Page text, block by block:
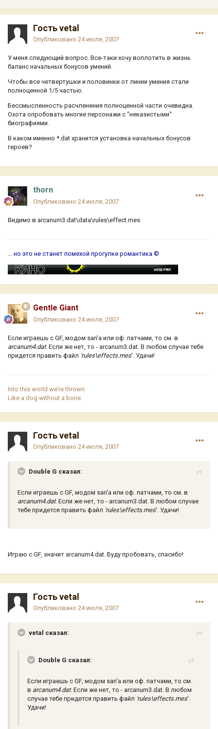
Гость vetal
Опубликовано 24 июля, 2007
У меня следующий вопрос. Все-таки хочу воплотить в жизнь
баланс начальных бонусов умений.
Чтобы все четвертушки и половинки от линии умения стали
полноценной 1/5 частью.
Бессмысленность расчленения полноценной части очевидна.
Охота опробовать многие персонажи с "неказистыми"
биографиями.
В каком именно *.dat хранится установка начальных бонусов
героев?
thorn
Опубликовано 24 июля, 2007
Видимо в arcanum3.dat\data\rules\effect.mes
... но это не станет помехой прогулке романтика ©
Gentle Giant
Опубликовано 24 июля, 2007
Если играешь с GF, модом san'а или оф. патчами, то см. в
arcanum4.dat. Если же нет, то - arcanum3.dat. В любом случае тебе
придется править файл 'rules\effects.mes'. Удачи!
Into this world we’re thrown
Like a dog without a bone.
Гость vetal
Опубликовано 24 июля, 2007
Double G сказал:
Если играешь с GF, модом san'а или оф. патчами, то см. в
arcanum4.dat. Если же нет, то - arcanum3.dat. В любом случае
тебе придется править файл 'rules\effects.mes'. Удачи!
Играю с GF, значит arcanum4.dat. Буду пробовать, спасибо!
Гость vetal
Опубликовано 24 июля, 2007
vetal сказал:
Double G сказал:
Если играешь с GF, модом san'а или оф. патчами, то см.
в arcanum4.dat. Если же нет, то - arcanum3.dat. В любом
случае тебе придется править файл 'rules\effects.mes'.
Удачи!